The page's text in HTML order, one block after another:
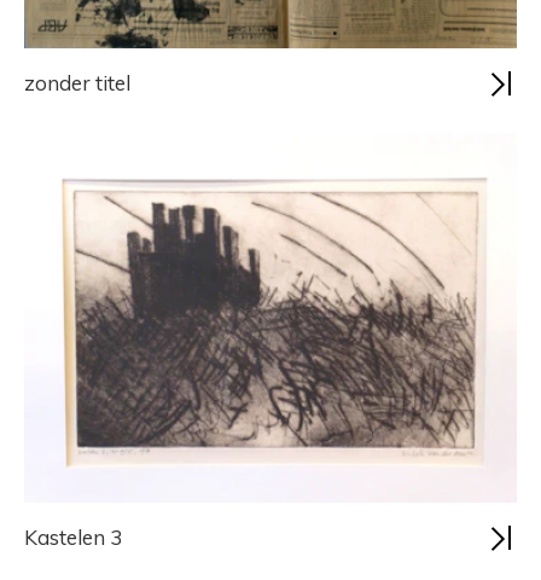
zonder titel
Kastelen 3